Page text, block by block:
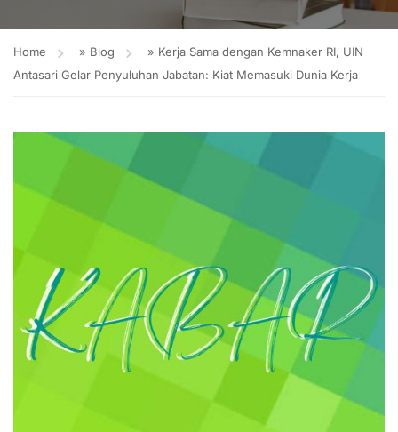
Home » Blog » Kerja Sama dengan Kemnaker RI, UIN
Antasari Gelar Penyuluhan Jabatan: Kiat Memasuki Dunia Kerja